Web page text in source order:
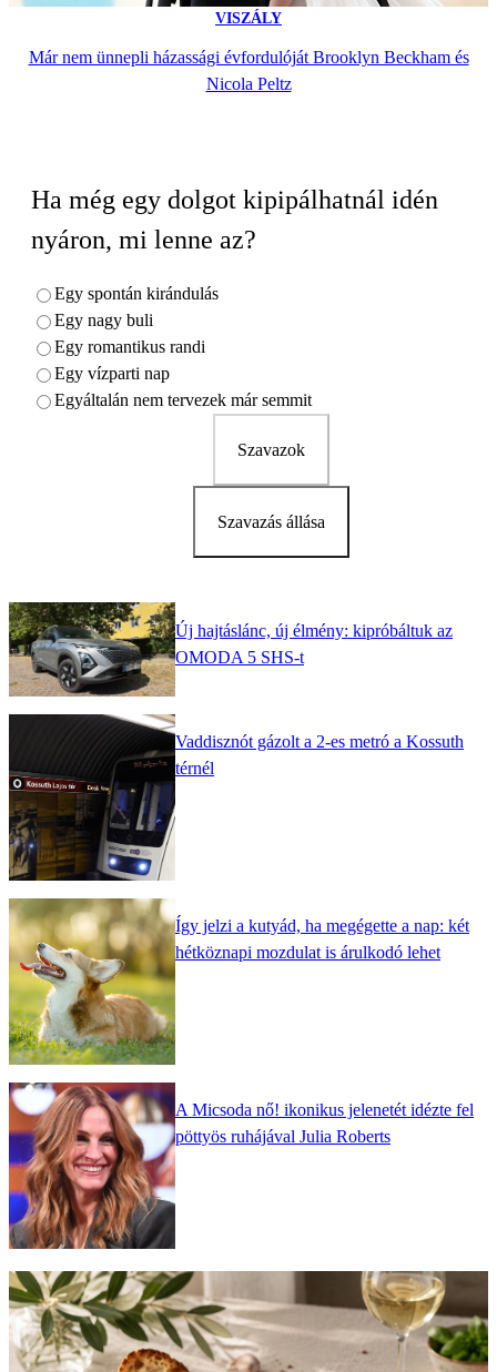
VISZÁLY
Már nem ünnepli házassági évfordulóját Brooklyn Beckham és
Nicola Peltz
Ha még egy dolgot kipipálhatnál idén
nyáron, mi lenne az?
Egy spontán kirándulás
Egy nagy buli
Egy romantikus randi
Egy vízparti nap
Egyáltalán nem tervezek már semmit
Szavazok
Szavazás állása
Új hajtáslánc, új élmény: kipróbáltuk az
OMODA 5 SHS-t
Vaddisznót gázolt a 2-es metró a Kossuth
térnél
Így jelzi a kutyád, ha megégette a nap: két
hétköznapi mozdulat is árulkodó lehet
A Micsoda nő! ikonikus jelenetét idézte fel
pöttyös ruhájával Julia Roberts